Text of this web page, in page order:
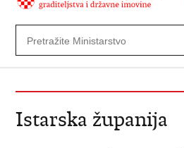
Istarska županija